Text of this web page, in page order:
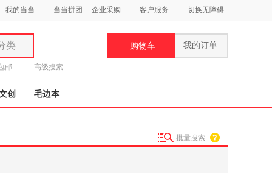
我的当当 当当拼团 企业采购 客户服务 切换无障碍
类
邮 高级搜索
购物车 我的订单
创 毛边本
批量搜索